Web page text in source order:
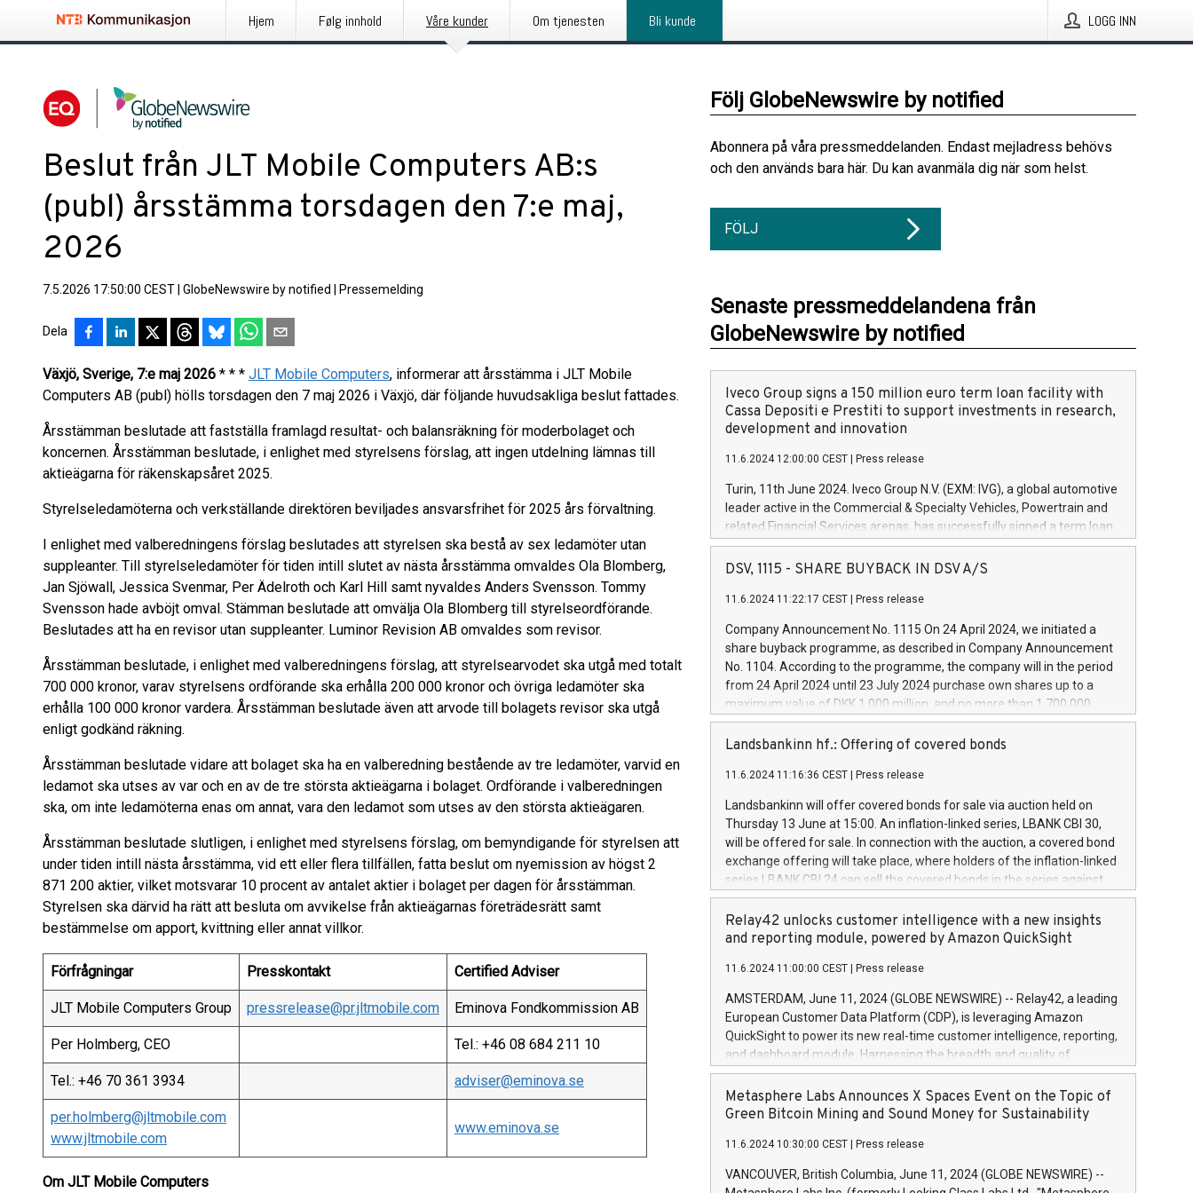
Hjem Følg innhold Våre kunder Om tjenesten Bli kunde LOGG INN
Beslut från JLT Mobile Computers AB:s
(publ) årsstämma torsdagen den 7:e maj,
2026
7.5.2026 17:50:00 CEST GlobeNewswire by notified Pressemelding
Dela
Växjö, Sverige, 7:e maj 2026 * * * JLT Mobile Computers, informerar att årsstämma i JLT Mobile
Computers AB (publ) hölls torsdagen den 7 maj 2026 i Växjö, där följande huvudsakliga beslut fattades.
Årsstämman beslutade att fastställa framlagd resultat- och balansräkning för moderbolaget och
koncernen. Årsstämman beslutade, i enlighet med styrelsens förslag, att ingen utdelning lämnas till
aktieägarna för räkenskapsåret 2025.
Styrelseledamöterna och verkställande direktören beviljades ansvarsfrihet för 2025 års förvaltning.
I enlighet med valberedningens förslag beslutades att styrelsen ska bestå av sex ledamöter utan
suppleanter. Till styrelseledamöter för tiden intill slutet av nästa årsstämma omvaldes Ola Blomberg,
Jan Sjöwall, Jessica Svenmar, Per Ädelroth och Karl Hill samt nyvaldes Anders Svensson. Tommy
Svensson hade avböjt omval. Stämman beslutade att omvälja Ola Blomberg till styrelseordförande.
Beslutades att ha en revisor utan suppleanter. Luminor Revision AB omvaldes som revisor.
Årsstämman beslutade, i enlighet med valberedningens förslag, att styrelsearvodet ska utgå med totalt
700 000 kronor, varav styrelsens ordförande ska erhålla 200 000 kronor och övriga ledamöter ska
erhålla 100 000 kronor vardera. Årsstämman beslutade även att arvode till bolagets revisor ska utgå
enligt godkänd räkning.
Årsstämman beslutade vidare att bolaget ska ha en valberedning bestående av tre ledamöter, varvid en
ledamot ska utses av var och en av de tre största aktieägarna i bolaget. Ordförande i valberedningen
ska, om inte ledamöterna enas om annat, vara den ledamot som utses av den största aktieägaren.
Årsstämman beslutade slutligen, i enlighet med styrelsens förslag, om bemyndigande för styrelsen att
under tiden intill nästa årsstämma, vid ett eller flera tillfällen, fatta beslut om nyemission av högst 2
871 200 aktier, vilket motsvarar 10 procent av antalet aktier i bolaget per dagen för årsstämman.
Styrelsen ska därvid ha rätt att besluta om avvikelse från aktieägarnas företrädesrätt samt
bestämmelse om apport, kvittning eller annat villkor.
Förfrågningar Presskontakt Certified Adviser
JLT Mobile Computers Group pressrelease@pr.jltmobile.com Eminova Fondkommission AB
Per Holmberg, CEO Tel.: +46 08 684 211 10
Tel.: +46 70 361 3934 adviser@eminova.se
per.holmberg@jltmobile.com
www.jltmobile.com
www.eminova.se
Om JLT Mobile Computers
Följ GlobeNewswire by notified
Abonnera på våra pressmeddelanden. Endast mejladress behövs
och den används bara här. Du kan avanmäla dig när som helst.
FÖLJ
Senaste pressmeddelandena från
GlobeNewswire by notified
Iveco Group signs a 150 million euro term loan facility with
Cassa Depositi e Prestiti to support investments in research,
development and innovation
11.6.2024 12:00:00 CEST Press release
Turin, 11th June 2024. Iveco Group N.V. (EXM: IVG), a global automotive
leader active in the Commercial & Specialty Vehicles, Powertrain and
related Financial Services arenas, has successfully signed a term loan
facility of 150 million euros with Cassa Depositi e Prestiti (CDP), for the
creation of new projects in Italy dedicated to research, development
Iveco Group will develop innovative technologies and architectures in
autonomous driving, digitalisation and vehicle connectivity aimed at
increasing efficiency, safety, driving comfort and productivity. The
financed investments, which will have a 5-year amortising profile, will
be made by Iveco Group in Italy by the end of 2025. Iveco Group N.V.
(EXM: IVG) is the home of unique people and brands that power your
brands are each a
DSV, 1115 - SHARE BUYBACK IN DSV A/S
11.6.2024 11:22:17 CEST Press release
Company Announcement No. 1115 On 24 April 2024, we initiated a
share buyback programme, as described in Company Announcement
No. 1104. According to the programme, the company will in the period
from 24 April 2024 until 23 July 2024 purchase own shares up to a
maximum value of DKK 1,000 million, and no more than 1,700,000
shares, corresponding to 0.79% of the share capital at
commencement of the programme. The programme has been
European Parliament and Council of 16 April 2014 (“MAR”) (save for
the rules on share buyback programmes set out in MAR article 5) and
the Commission Delegated Regulation (EU) 2016/1052, also referred
to as the Safe Harbour rules. Trading dayNumber of shares bought
backAverage transaction priceAmount DKKAccumulated trading for
days 1-25478,1001,023.01489,100,86026:3 June
20247,0001,050.597,354,13027:4 June
June20243,0001,096.273,288,81029:7 June
20244,0001,106.174,424,68
Landsbankinn hf.: Offering of covered bonds
11.6.2024 11:16:36 CEST Press release
Landsbankinn will offer covered bonds for sale via auction held on
Thursday 13 June at 15:00. An inflation-linked series, LBANK CBI 30,
will be offered for sale. In connection with the auction, a covered bond
exchange offering will take place, where holders of the inflation-linked
series LBANK CBI 24 can sell the covered bonds in the series against
covered bonds bought in the above-mentioned auction. The clean
price of the bonds is predefined at 99,594. Expected settlement date is
20 June 2024. Covered bonds issued by Landsbankinn are rated A+
Markets will manage the auction. For further information, please call
+354 410 7330 or email verdbrefamidlun@landsbankinn.is.
Relay42 unlocks customer intelligence with a new insights
and reporting module, powered by Amazon QuickSight
11.6.2024 11:00:00 CEST Press release
AMSTERDAM, June 11, 2024 (GLOBE NEWSWIRE) -- Relay42, a leading
European Customer Data Platform (CDP), is leveraging Amazon
QuickSight to power its new real-time customer intelligence, reporting,
and dashboard module. Harnessing the breadth and quality of
customer data, the new Insights module empowers marketing teams
to dive deep into customer behaviors and gain invaluable insights into
the performance of their marketing programs across all online, offline,
module, in pre-beta version Key capabilities of the Relay42 Insights
module include: Deep insights into customer behaviors: With the
Relay42 Insights module, marketers can ask unlimited questions about
Metasphere Labs Announces X Spaces Event on the Topic of
Green Bitcoin Mining and Sound Money for Sustainability
11.6.2024 10:30:00 CEST Press release
VANCOUVER, British Columbia, June 11, 2024 (GLOBE NEWSWIRE) --